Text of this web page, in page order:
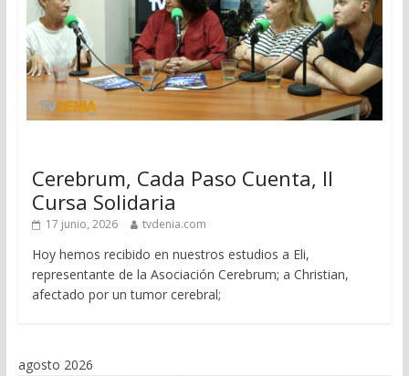
Cerebrum, Cada Paso Cuenta, II
Cursa Solidaria
17 junio, 2026 tvdenia.com
Hoy hemos recibido en nuestros estudios a Eli,
representante de la Asociación Cerebrum; a Christian,
afectado por un tumor cerebral;
agosto 2026